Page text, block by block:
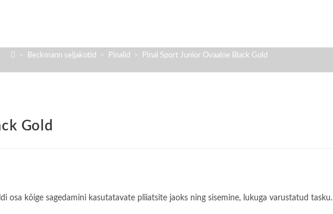
> Beckmann seljakotid > Pinalid > Pinal Sport Junior Ovaalne Black Gold
Gold
osa kõige sagedamini kasutatavate pliiatsite jaoks ning sisemine, lukuga varustatud tasku.